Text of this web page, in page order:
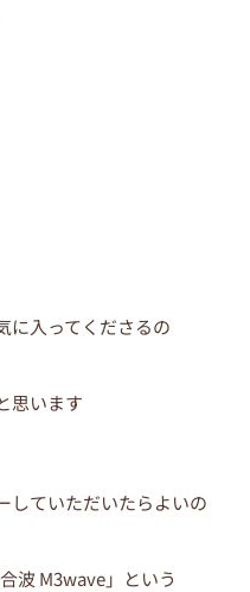
に入ってくださるの
思います
していただいたらよいの
波 M3wave」という